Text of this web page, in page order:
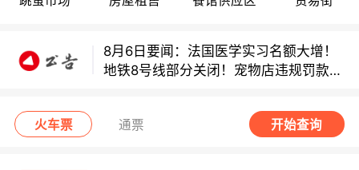
巴黎地铁音乐家海选启动！
8月6日要闻：法国医学实习名额大增！
地铁8号线部分关闭！宠物店违规罚款出
巴黎地铁音乐家海选启动！
火车票 通票 开始查询